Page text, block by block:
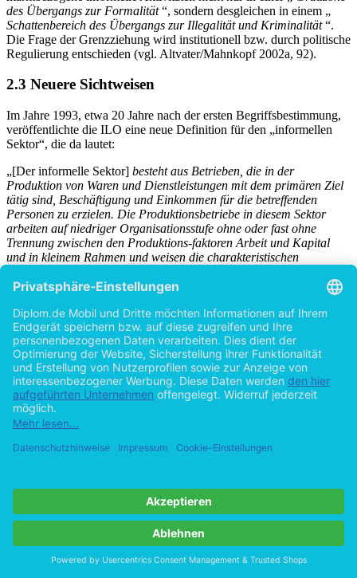
des Übergangs zur Formalität“, sondern desgleichen in einem „
Schattenbereich des Übergangs zur Illegalität und Kriminalität“.
Die Frage der Grenzziehung wird institutionell bzw. durch politische
Regulierung entschieden (vgl. Altvater/Mahnkopf 2002a, 92).
2.3 Neuere Sichtweisen
Im Jahre 1993, etwa 20 Jahre nach der ersten Begriffsbestimmung,
veröffentlichte die ILO eine neue Definition für den „informellen
Sektor“, die da lautet:
„[Der informelle Sektor] besteht aus Betrieben, die in der
Produktion von Waren und Dienstleistungen mit dem primären Ziel
tätig sind, Beschäftigung und Einkommen für die betreffenden
Personen zu erzielen. Die Produktionsbetriebe in diesem Sektor
arbeiten auf niedriger Organisationsstufe ohne oder fast ohne
Trennung zwischen den Produktions-faktoren Arbeit und Kapital
und in kleinem Rahmen und weisen die charakteristischen
Mittel auf eigenes Risiko aufbringen müssen. Darüber hinaus sind
trennen“ (vgl. ILO 1993 zitiert nach DB 2002, 240).
Weiters unterscheidet die ILO drei Kategorien informell Arbeitender,
zwischen denen jedoch alle Arten von Übergängen und
Kombinationen denkbar sind (vgl. DB 2002, 240):
- Besitzer bzw. Betreiber von (Mikro- und Klein-)Unternehmen,
- Selbstbeschäftigte mit unbezahlt mitarbeitenden
Familienangehörigen,
Gelegenheitsjobs, Heimarbeit, Hausarbeit (domestic work), in
Nach der ILO Definition werden Eigenarbeit und
Reproduktionsarbeit, d. h. unbezahlte Tätigkeiten für die Familie
und für den familiären Konsum nicht als „informelle Beschäftigung“
angesehen (vgl. DB 2002, 240).
Diese neuere Annäherung an das Phänomen hat zwar der